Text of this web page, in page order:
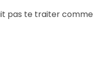
pas te traiter comme